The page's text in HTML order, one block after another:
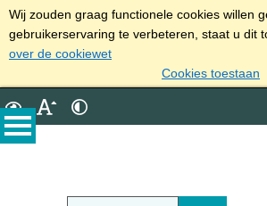
Wij zouden graag functionele cookies willen
gebruikerservaring te verbeteren, staat u dit
over de cookiewet
Cookies toestaan